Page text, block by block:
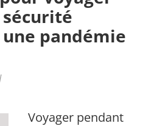
pandémie
Voyager pendant